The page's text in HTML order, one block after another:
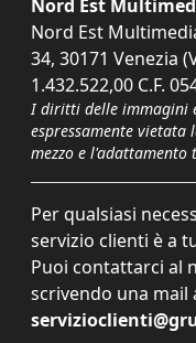
Nord Est
Nord Est
34, 30171 Venezia
1.432.522,00 C.F.
I diritti delle immagini
espressamente
mezzo e l'adattamento
Per qualsiasi
servizio clienti è a
Puoi contattarci al
scrivendo una mail